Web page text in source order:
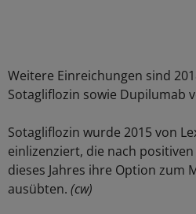
Weitere Einreichungen sind
Sotagliflozin sowie Dupilumab
Sotagliflozin wurde 2015 von
einlizenziert, die nach positiven
dieses Jahres ihre Option zum
ausübten. (cw)